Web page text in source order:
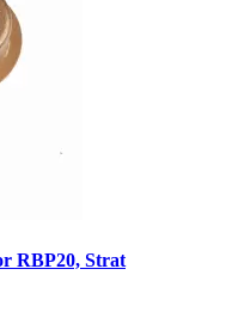
RBP20, Strat